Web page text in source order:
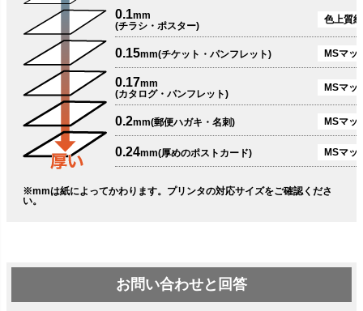
0.1mm
(チラシ・ポスター)
色上質
0.15mm(チケット・パンフレット) MSマッ
0.17mm
(カタログ・パンフレット)
MSマッ
0.2mm(郵便ハガキ・名刺) MSマッ
0.24mm(厚めのポストカード) MSマッ
※mmは紙によってかわります。プリンタの対応サイズをご確認くださ
い。
お問い合わせと回答